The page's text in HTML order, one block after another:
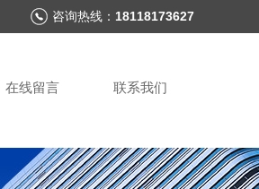
咨询热线： 18118173627
在线留言 联系我们